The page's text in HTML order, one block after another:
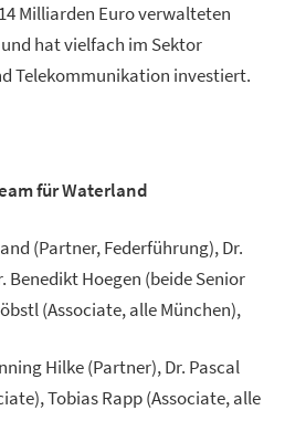
Milliarden Euro verwalteten
hat vielfach im Sektor
Telekommunikation investiert.
für Waterland
(Partner, Federführung), Dr.
Benedikt Hoegen (beide Senior
(Associate, alle München),
Hilke (Partner), Dr. Pascal
Tobias Rapp (Associate, alle